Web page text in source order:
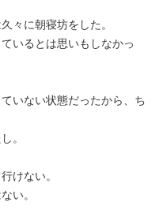
々に朝寝坊をした。
いるとは思いもしなかっ
いない状態だったから、ち
。
けない。
い。